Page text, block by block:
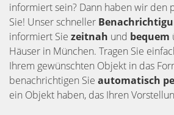
informiert sein? Dann haben wir den
Sie! Unser schneller
informiert Sie zeitnah und bequem
Häuser in München. Tragen Sie
Ihrem gewünschten Objekt in das
benachrichtigen Sie automatisch
ein Objekt haben, das Ihren